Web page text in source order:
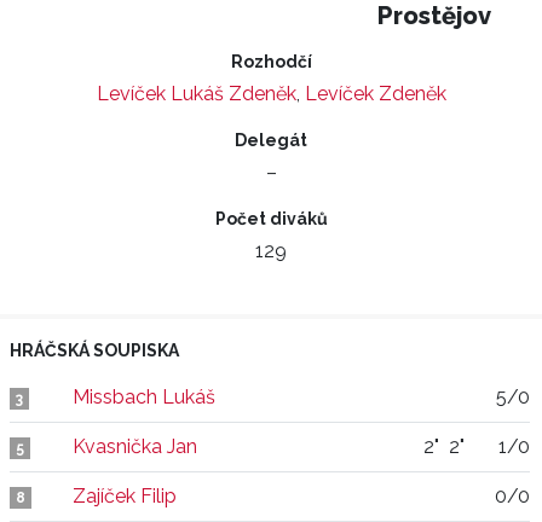
Prostějov
Rozhodčí
Levíček Lukáš Zdeněk, Levíček Zdeněk
Delegát
–
Počet diváků
129
HRÁČSKÁ SOUPISKA
3 Missbach Lukáš 5/0
5 Kvasnička Jan 2" 2" 1/0
8 Zajíček Filip 0/0